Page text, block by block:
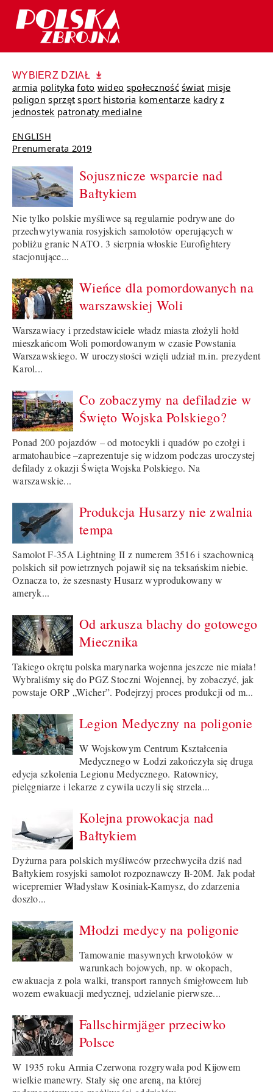
WYBIERZ DZIAŁ
armia polityka foto wideo społeczność świat misje
poligon sprzęt sport historia komentarze kadry z
jednostek patronaty medialne
ENGLISH
Prenumerata 2019
Sojusznicze wsparcie nad
Bałtykiem
Nie tylko polskie myśliwce są regularnie podrywane do
przechwytywania rosyjskich samolotów operujących w
pobliżu granic NATO. 3 sierpnia włoskie Eurofightery
stacjonujące...
Wieńce dla pomordowanych na
warszawskiej Woli
Warszawiacy i przedstawiciele władz miasta złożyli hołd
mieszkańcom Woli pomordowanym w czasie Powstania
Warszawskiego. W uroczystości wzięli udział m.in. prezydent
Karol...
Co zobaczymy na defiladzie w
Święto Wojska Polskiego?
Ponad 200 pojazdów – od motocykli i quadów po czołgi i
armatohaubice –zaprezentuje się widzom podczas uroczystej
defilady z okazji Święta Wojska Polskiego. Na
warszawskie...
Produkcja Husarzy nie zwalnia
tempa
Samolot F-35A Lightning II z numerem 3516 i szachownicą
polskich sił powietrznych pojawił się na teksańskim niebie.
Oznacza to, że szesnasty Husarz wyprodukowany w
ameryk...
Od arkusza blachy do gotowego
Miecznika
Takiego okrętu polska marynarka wojenna jeszcze nie miała!
Wybraliśmy się do PGZ Stoczni Wojennej, by zobaczyć, jak
powstaje ORP „Wicher”. Podejrzyj proces produkcji od m...
Legion Medyczny na poligonie
W Wojskowym Centrum Kształcenia
Medycznego w Łodzi zakończyła się druga
edycja szkolenia Legionu Medycznego. Ratownicy,
pielęgniarze i lekarze z cywila uczyli się strzela...
Kolejna prowokacja nad
Bałtykiem
Dyżurna para polskich myśliwców przechwyciła dziś nad
Bałtykiem rosyjski samolot rozpoznawczy Ił-20M. Jak podał
wicepremier Władysław Kosiniak-Kamysz, do zdarzenia
doszło...
Młodzi medycy na poligonie
Tamowanie masywnych krwotoków w
warunkach bojowych, np. w okopach,
ewakuacja z pola walki, transport rannych śmigłowcem lub
wozem ewakuacji medycznej, udzielanie pierwsze...
Fallschirmjäger przeciwko
Polsce
W 1935 roku Armia Czerwona rozgrywała pod Kijowem
wielkie manewry. Stały się one areną, na której